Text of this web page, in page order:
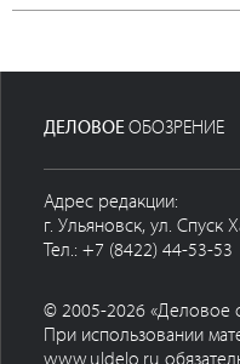
ДЕЛОВОЕОБОЗРЕНИЕ
Адрес редакции:
г. Ульяновск, ул. Спуск
Тел.: +7 (8422) 44-53-53
© 2005-2026 «Деловое
При использовании
www.uldelo.ru